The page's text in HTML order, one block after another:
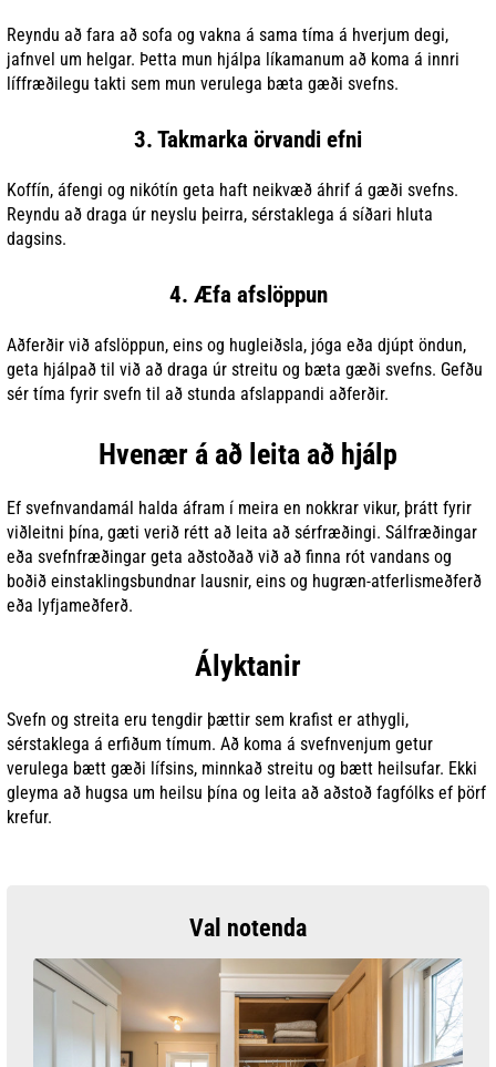
Reyndu að fara að sofa og vakna á sama tíma á hverjum degi,
jafnvel um helgar. Þetta mun hjálpa líkamanum að koma á innri
líffræðilegu takti sem mun verulega bæta gæði svefns.
3. Takmarka örvandi efni
Koffín, áfengi og nikótín geta haft neikvæð áhrif á gæði svefns.
Reyndu að draga úr neyslu þeirra, sérstaklega á síðari hluta
dagsins.
4. Æfa afslöppun
Aðferðir við afslöppun, eins og hugleiðsla, jóga eða djúpt öndun,
geta hjálpað til við að draga úr streitu og bæta gæði svefns. Gefðu
sér tíma fyrir svefn til að stunda afslappandi aðferðir.
Hvenær á að leita að hjálp
Ef svefnvandamál halda áfram í meira en nokkrar vikur, þrátt fyrir
viðleitni þína, gæti verið rétt að leita að sérfræðingi. Sálfræðingar
eða svefnfræðingar geta aðstoðað við að finna rót vandans og
boðið einstaklingsbundnar lausnir, eins og hugræn-atferlismeðferð
eða lyfjameðferð.
Ályktanir
Svefn og streita eru tengdir þættir sem krafist er athygli,
sérstaklega á erfiðum tímum. Að koma á svefnvenjum getur
verulega bætt gæði lífsins, minnkað streitu og bætt heilsufar. Ekki
gleyma að hugsa um heilsu þína og leita að aðstoð fagfólks ef þörf
krefur.
Val notenda